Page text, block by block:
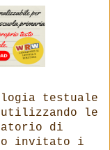
testuale
utilizzando le
di
invitato i